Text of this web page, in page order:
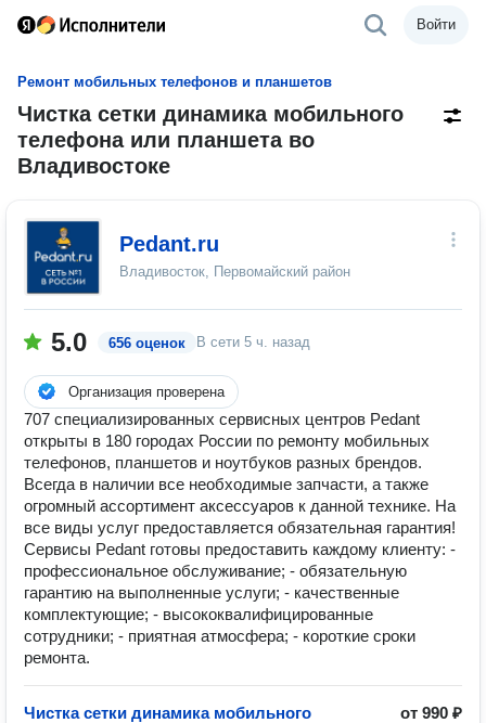
Войти
Ремонт мобильных телефонов и планшетов
Чистка сетки динамика мобильного
телефона или планшета во
Владивостоке
Pedant.ru
Владивосток, Первомайский район
5.0 656 оценок В сети 5 ч. назад
Организация проверена
707 специализированных сервисных центров Pedant
открыты в 180 городах России по ремонту мобильных
телефонов, планшетов и ноутбуков разных брендов.
Всегда в наличии все необходимые запчасти, а также
огромный ассортимент аксессуаров к данной технике. На
все виды услуг предоставляется обязательная гарантия!
Сервисы Pedant готовы предоставить каждому клиенту: -
профессиональное обслуживание; - обязательную
гарантию на выполненные услуги; - качественные
комплектующие; - высококвалифицированные
сотрудники; - приятная атмосфера; - короткие сроки
ремонта.
Чистка сетки динамика мобильного
от 990 ₽